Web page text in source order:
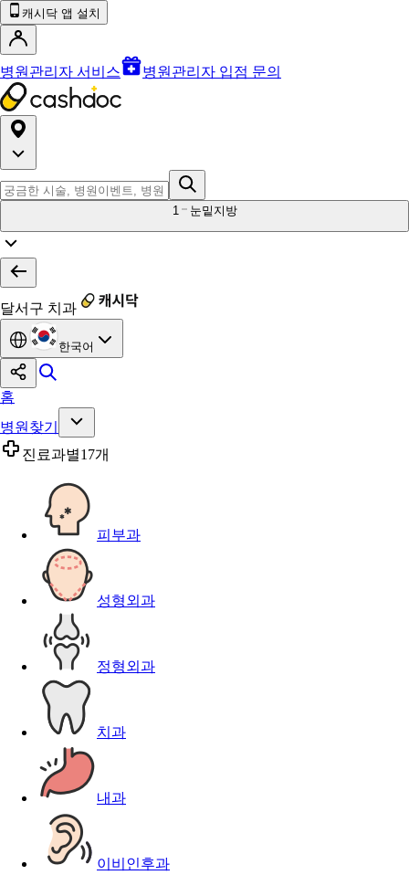
캐시닥 앱 설치
병원관리자 서비스 병원관리자 입점 문의
1 눈밑지방
달서구 치과
한국어
홈
병원찾기
진료과별17개
피부과
성형외과
정형외과
치과
내과
이비인후과